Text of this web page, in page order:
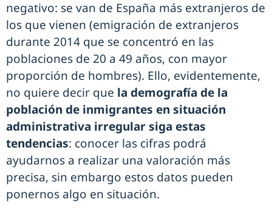
negativo: se van de España más extranjeros de
los que vienen (emigración de extranjeros
durante 2014 que se concentró en las
poblaciones de 20 a 49 años, con mayor
proporción de hombres). Ello, evidentemente,
no quiere decir que la demografía de la
población de inmigrantes en situación
administrativa irregular siga estas
tendencias: conocer las cifras podrá
ayudarnos a realizar una valoración más
precisa, sin embargo estos datos pueden
ponernos algo en situación.